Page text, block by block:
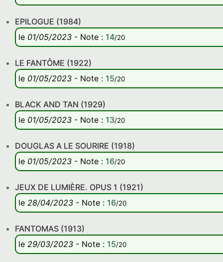
EPILOGUE (1984)
le 01/05/2023 - Note : 14/20
LE FANTÔME (1922)
le 01/05/2023 - Note : 15/20
BLACK AND TAN (1929)
le 01/05/2023 - Note : 13/20
DOUGLAS A LE SOURIRE (1918)
le 01/05/2023 - Note : 16/20
JEUX DE LUMIÈRE. OPUS 1 (1921)
le 28/04/2023 - Note : 16/20
FANTOMAS (1913)
le 29/03/2023 - Note : 15/20